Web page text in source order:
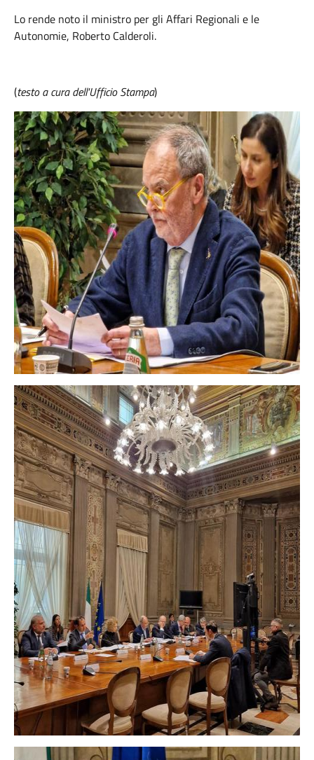
Lo rende noto il ministro per gli Affari Regionali e le
Autonomie, Roberto Calderoli.
(testo a cura dell'Ufficio Stampa)